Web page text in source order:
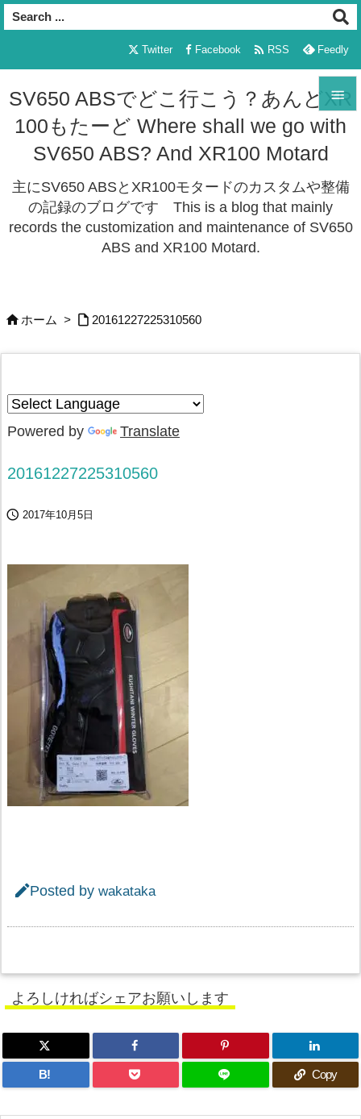


メニュ
サイド

Twitter Facebook  RSS Feedly
SV650 ABSでどこ行こう？あんどXR
100もたーど Where shall we go with
SV650 ABS? And XR100 Motard
主にSV650 ABSとXR100モタードのカスタムや整備
の記録のブログです This is a blog that mainly
records the customization and maintenance of SV650
ABS and XR100 Motard.
 ホーム >  20161227225310560
Powered by Translate
20161227225310560
 2017年10月5日
Posted by wakataka
よろしければシェアお願いします
B! Copy